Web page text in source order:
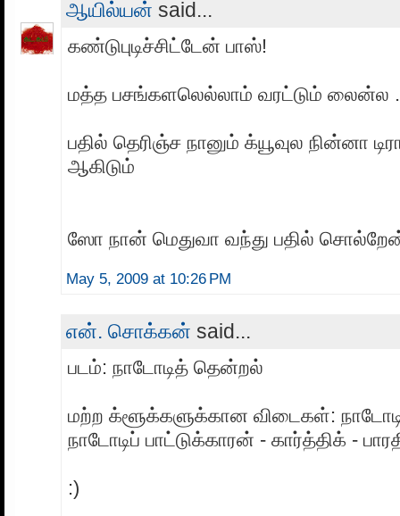
ஆயில்யன் said...
கண்டுபுடிச்சிட்டேன் பாஸ்!
மத்த பசங்களலெல்லாம் வரட்டும் லைன்ல
பதில் தெரிஞ்ச நானும் க்யூவுல நின்னா
ஆகிடும்
ஸோ நான் மெதுவா வந்து பதில்
May 5, 2009 at 10:26 PM
என். சொக்கன் said...
படம்: நாடோடித் தென்றல்
மற்ற க்ளூக்களுக்கான விடைகள்:
நாடோடிப் பாட்டுக்காரன் - கார்த்திக் -
:)